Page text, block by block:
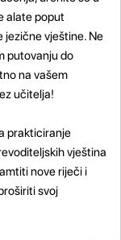
alate poput
jezične vještine. Ne
putovanju do
na vašem
učitelja!
prakticiranje
vještina
nove riječi i
svoj